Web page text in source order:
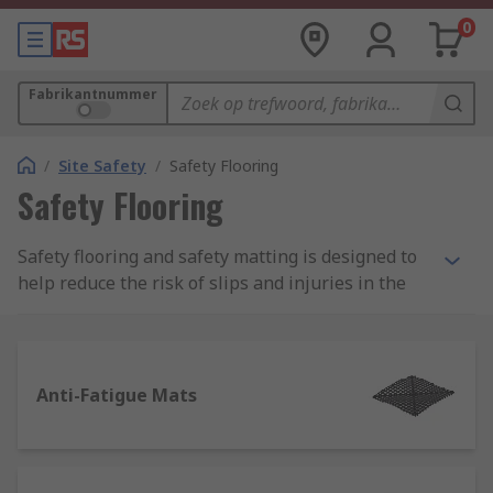
0
Fabrikantnummer
/ Site Safety / Safety Flooring
Safety Flooring
Safety flooring and safety matting is designed to
help reduce the risk of slips and injuries in the
machinery or high voltage equipment.
Anti-Fatigue Mats